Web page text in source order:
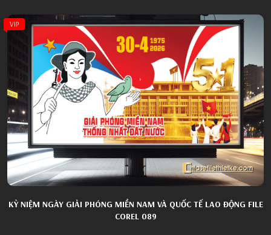
VIP
KỶ NIỆM NGÀY GIẢI PHÓNG MIỀN NAM VÀ QUỐC TẾ LAO ĐỘNG FILE
COREL 089